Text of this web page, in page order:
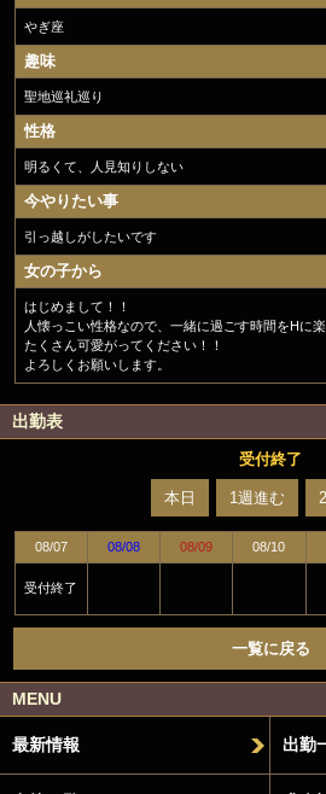
やぎ座
趣味
聖地巡礼巡り
性格
明るくて、人見知りしない
今やりたい事
引っ越しがしたいです
女の子から
はじめまして！！
人懐っこい性格なので、一緒に過ごす時間をHに
たくさん可愛がってください！！
よろしくお願いします。
出勤表
受付終了
本日 1週進む
08/07 08/08 08/09 08/10
受付終了
一覧に戻る
MENU
最新情報 出勤